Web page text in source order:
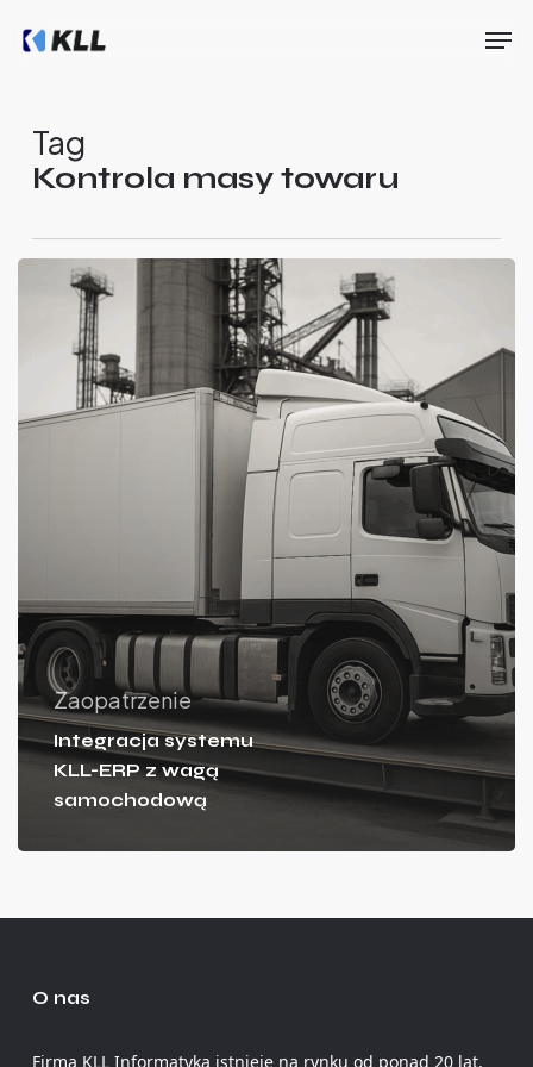
Tag
Kontrola masy towaru
Zaopatrzenie
Integracja systemu
KLL-ERP z wagą
samochodową
O nas
Firma KLL Informatyka istnieje na rynku od ponad 20 lat.